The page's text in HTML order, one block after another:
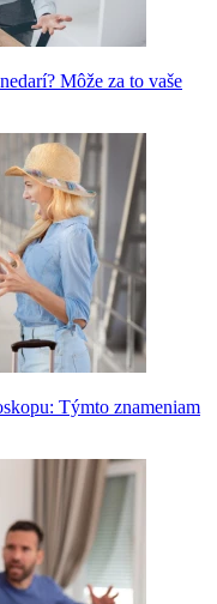
Môže za to vaše
Týmto znameniam